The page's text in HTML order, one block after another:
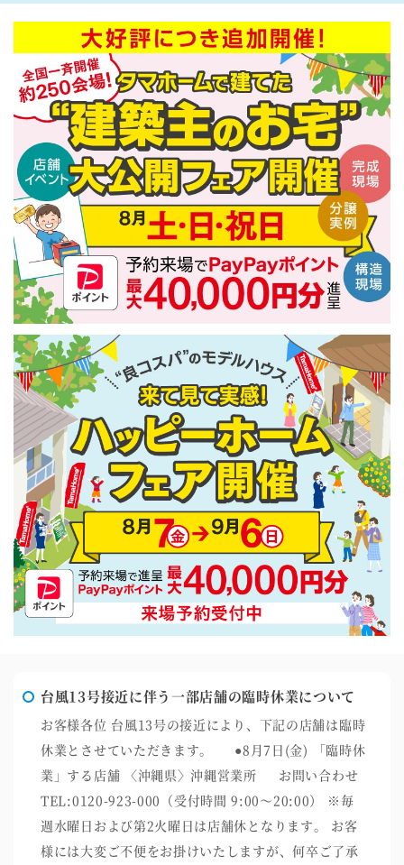
企業・IR情報
台風13号接近に伴う一部店舗の臨時休業について
お客様各位 台風13号の接近により、下記の店舗は臨時
休業とさせていただきます。 ●8月7日(金) 「臨時休
業」する店舗 〈沖縄県〉沖縄営業所 お問い合わせ
TEL:0120-923-000（受付時間 9:00～20:00） ※毎
週水曜日および第2火曜日は店舗休となります。 お客
様には大変ご不便をお掛けいたしますが、何卒ご了承